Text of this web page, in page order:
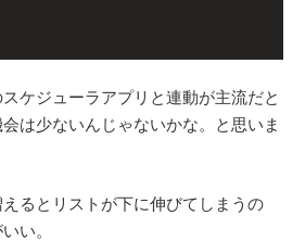
スケジューラアプリと連動が主流だと
は少ないんじゃないかな。と思いま
るとリストが下に伸びてしまうの
い。